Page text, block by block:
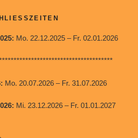
Mo. 22.12.2025 – Fr. 02.01.2026
Mo. 20.07.2026 – Fr. 31.07.2026
Mi. 23.12.2026 – Fr. 01.01.2027